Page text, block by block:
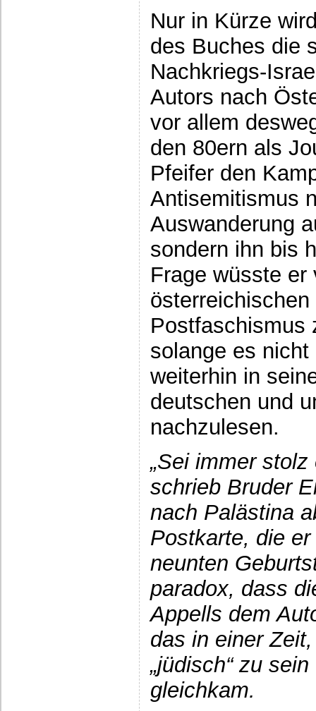
Nur in Kürze
des Buches die
Nachkriegs-
Autors nach
vor allem
den 80ern als
Pfeifer den
Antisemitismus
Auswanderung
sondern ihn bis
Frage wüsste er
Postfaschismus
solange es
weiterhin in
deutschen und
nachzulesen.
„Sei immer stolz
schrieb Bruder
nach Palästina
Postkarte, die
neunten
paradox, dass
Appells dem
das in einer
„jüdisch“ zu
gleichkam.